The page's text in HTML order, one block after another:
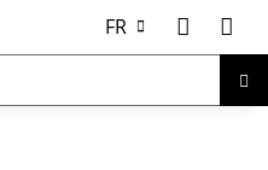
FR